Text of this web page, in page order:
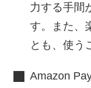
力する手間
す。また、
とも、使う
Amazon